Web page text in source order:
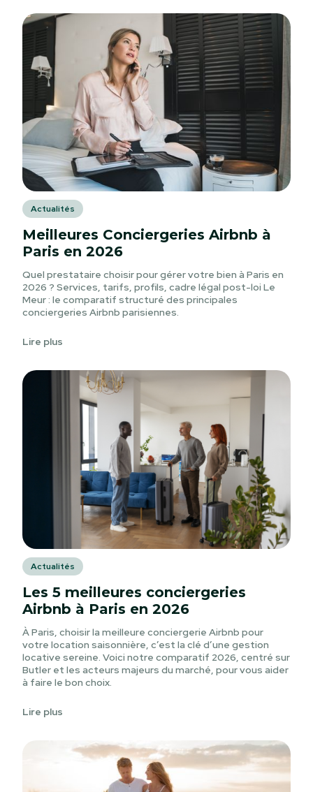
Actualités
Meilleures Conciergeries Airbnb à
Paris en 2026
Quel prestataire choisir pour gérer votre bien à Paris en
2026 ? Services, tarifs, profils, cadre légal post-loi Le
Meur : le comparatif structuré des principales
conciergeries Airbnb parisiennes.
Lire plus
Actualités
Les 5 meilleures conciergeries
Airbnb à Paris en 2026
À Paris, choisir la meilleure conciergerie Airbnb pour
votre location saisonnière, c’est la clé d’une gestion
locative sereine. Voici notre comparatif 2026, centré sur
Butler et les acteurs majeurs du marché, pour vous aider
à faire le bon choix.
Lire plus